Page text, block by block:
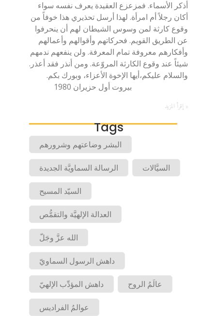
أذكر الأسماء. فمزعزع العقيدة يعرف نفسه سواء
أكان رجلاً أم امرأة. لهذا أرسل تحذيري هذا خوفاً من
وقوع كارثة لمن وسوس الشيطان لهم أن ينحرفوا
عن الطريق القويم. فحركاتهم وأقوالهم وأعمالهم
وأفكارهم معروفة تمام المعرفة. ولن ينفعهم ندمهم
شيئاً عند وقوع الكارثة المروّعة. ومن أنذر فقد أعذر.
والسلام عليكم،أيها الإخوة الأعزاء، وبورك بكم.
بيروت أول حزيران 1980
إقرأ المزيد »
Tags
البشر وضاعتهم وشرورهم
الرسالة السماويَّة الجديدة السيَّالات
السيّد المسيح
العدالة الإلهيَّة والتقمُّص
الله عزَّ وجَلّ
داهش الرسول السماويّ
داهش المؤدِّب الإلهيّ عالَمُ الروح
عوالمُ الفراديس